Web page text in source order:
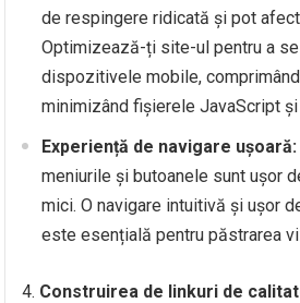
de respingere ridicată și pot
Optimizează-ți site-ul pentru a
dispozitivele mobile,
minimizând fișierele JavaScript și
Experiență de navigare ușoară:
meniurile și butoanele sunt ușor
mici. O navigare intuitivă și ușor
este esențială pentru păstrarea
Construirea de linkuri de